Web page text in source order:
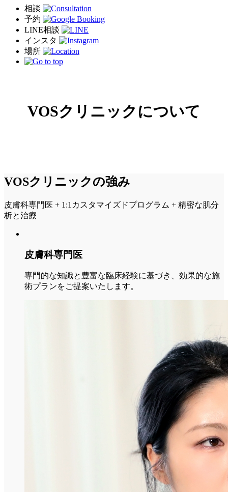
VOSクリニックについて
VOSクリニックの強み
皮膚科専門医 + 1:1カスタマイズドプログラム + 精密な肌分
析と治療
皮膚科専門医
専門的な知識と豊富な臨床経験に基づき、効果的な施
術プランをご提案いたします。